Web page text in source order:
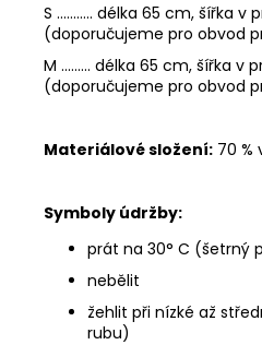
S ........... délka 65 cm, šířka
(doporučujeme pro obvod
M ......... délka 65 cm, šířka
(doporučujeme pro obvod
Materiálové složení: 70 %
Symboly údržby:
prát na 30° C (šetrný
nebělit
žehlit při nízké až
rubu)